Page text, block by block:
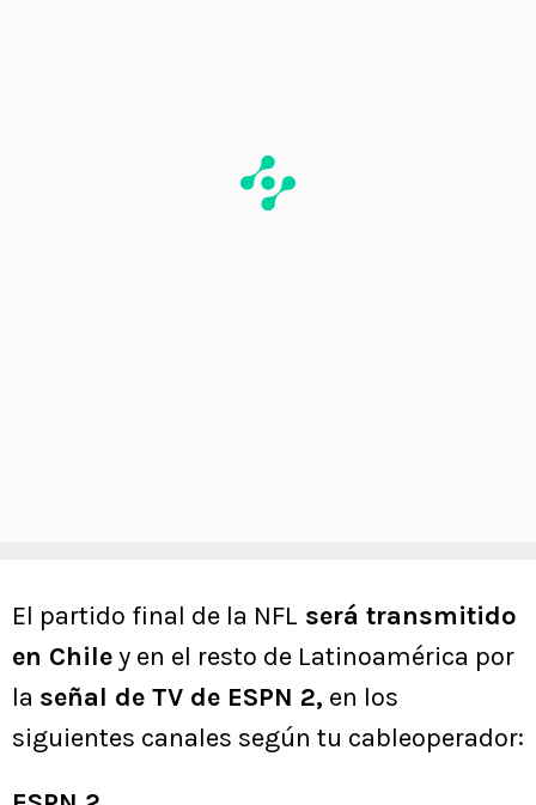
El partido final de la NFL será transmitido
en Chiley en el resto de Latinoamérica por
la señal de TV de ESPN 2, en los
siguientes canales según tu cableoperador: